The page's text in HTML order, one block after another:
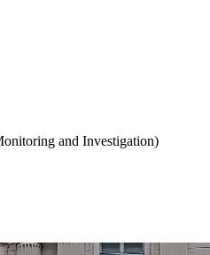
and Investigation)